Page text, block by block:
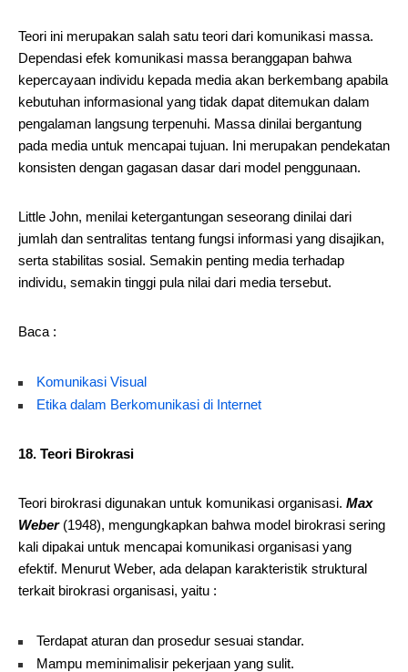
Teori ini merupakan salah satu teori dari komunikasi massa.
Dependasi efek komunikasi massa beranggapan bahwa
kepercayaan individu kepada media akan berkembang apabila
kebutuhan informasional yang tidak dapat ditemukan dalam
pengalaman langsung terpenuhi. Massa dinilai bergantung
pada media untuk mencapai tujuan. Ini merupakan pendekatan
konsisten dengan gagasan dasar dari model penggunaan.
Little John, menilai ketergantungan seseorang dinilai dari
jumlah dan sentralitas tentang fungsi informasi yang disajikan,
serta stabilitas sosial. Semakin penting media terhadap
individu, semakin tinggi pula nilai dari media tersebut.
Baca :
Komunikasi Visual
Etika dalam Berkomunikasi di Internet
18. Teori Birokrasi
Teori birokrasi digunakan untuk komunikasi organisasi. Max
Weber(1948), mengungkapkan bahwa model birokrasi sering
kali dipakai untuk mencapai komunikasi organisasi yang
efektif. Menurut Weber, ada delapan karakteristik struktural
terkait birokrasi organisasi, yaitu :
Terdapat aturan dan prosedur sesuai standar.
Mampu meminimalisir pekerjaan yang sulit.